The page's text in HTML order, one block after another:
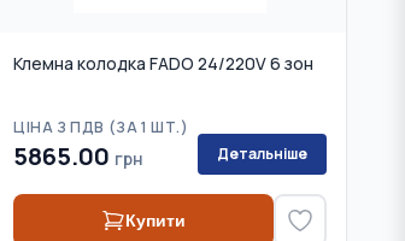
Клемна колодка FADO 24/220V 6 зон
ЦІНА З ПДВ (ЗА 1 ШТ.)
5865.00 грн Детальніше
Купити